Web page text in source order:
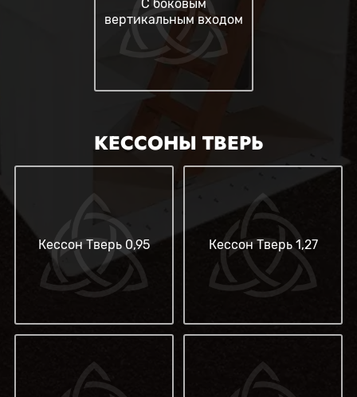
С боковым
вертикальным входом
КЕССОНЫ ТВЕРЬ
Кессон Тверь 0,95 Кессон Тверь 1,27